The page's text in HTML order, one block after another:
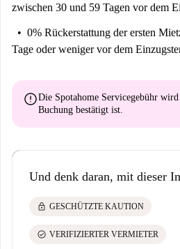
zwischen 30 und 59 Tagen vor dem
0% Rückerstattung der ersten
Tage oder weniger vor dem
errorDie Spotahome Servicegebühr wird
Buchung bestätigt ist.
Und denk daran, mit dieser
lock GESCHÜTZTE KAUTION
check_circle VERIFIZIERTER VERMIETER